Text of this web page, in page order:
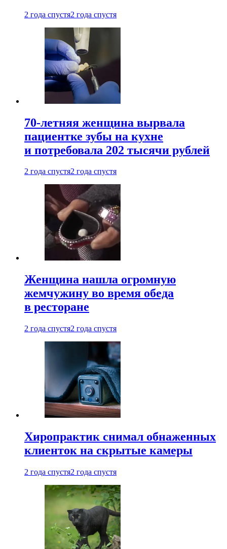
2 года спустя2 года спустя
70-летняя женщина вырвала
пациентке зубы на кухне
и потребовала 202 тысячи рублей
2 года спустя2 года спустя
Женщина нашла огромную
жемчужину во время обеда
в ресторане
2 года спустя2 года спустя
Хиропрактик снимал обнаженных
клиенток на скрытые камеры
2 года спустя2 года спустя